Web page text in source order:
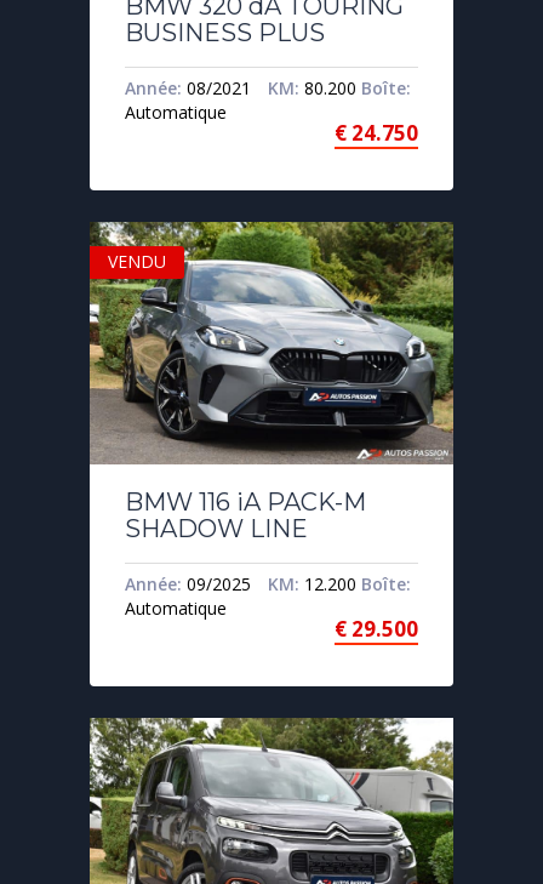
BMW 320 dA TOURING
BUSINESS PLUS
Année: 08/2021 KM: 80.200 Boîte:
Automatique
€ 24.750
BMW 116 iA PACK-M
SHADOW LINE
Année: 09/2025 KM: 12.200 Boîte:
Automatique
€ 29.500
VENDU